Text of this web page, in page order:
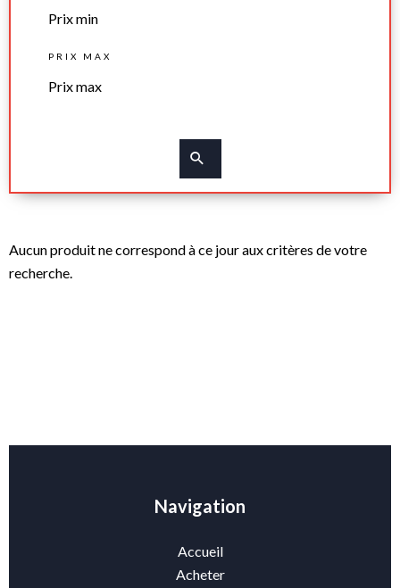
PRIX MAX
Aucun produit ne correspond à ce jour aux critères de votre
recherche.
Navigation
Accueil
Acheter